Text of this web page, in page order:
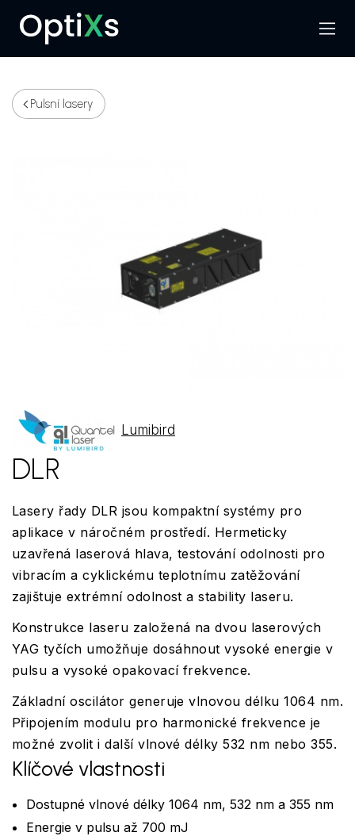
Hledat
Menu
Pulsní lasery
Lumibird
DLR
Lasery řady DLR jsou kompaktní systémy pro
aplikace v náročném prostředí. Hermeticky
uzavřená laserová hlava, testování odolnosti pro
vibracím a cyklickému teplotnímu zatěžování
zajištuje extrémní odolnost a stability laseru.
Konstrukce laseru založená na dvou laserových
YAG tyčích umožňuje dosáhnout vysoké energie v
pulsu a vysoké opakovací frekvence.
Základní oscilátor generuje vlnovou délku 1064 nm.
Připojením modulu pro harmonické frekvence je
možné zvolit i další vlnové délky 532 nm nebo 355.
Klíčové vlastnosti
Dostupné vlnové délky 1064 nm, 532 nm a 355 nm
Energie v pulsu až 700 mJ